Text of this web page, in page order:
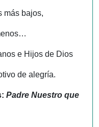
más bajos,
e Hijos de Dios
de alegría.
Padre Nuestro que